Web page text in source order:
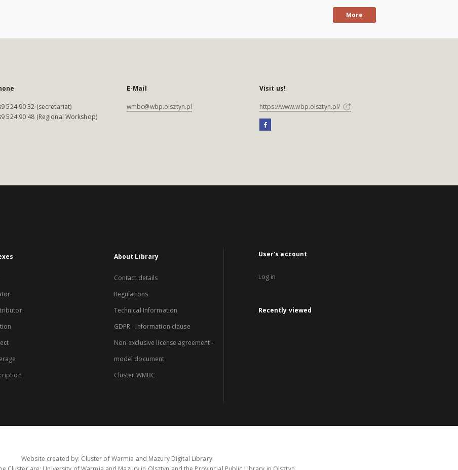
More
524 90 32 (secretariat)
524 90 48 (Regional Workshop)
E-Mail
wmbc@wbp.olsztyn.pl
Visit us!
https://www.wbp.olsztyn.pl/
About Library
Contact details
Regulations
Technical Information
GDPR - Information clause
Non-exclusive license agreement -
model document
Cluster WMBC
User's account
Log in
Recently viewed
Website created by: Cluster of Warmia and Mazury Digital Library.